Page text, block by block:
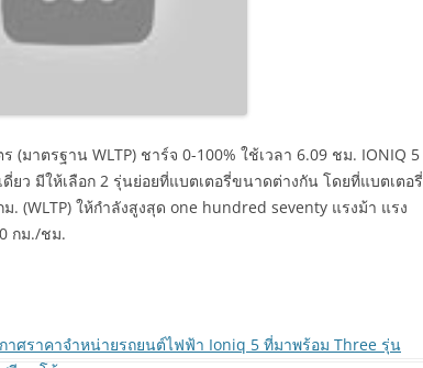
(มาตรฐาน WLTP) ชาร์จ 0-100% ใช้เวลา 6.09 ชม. IONIQ 5
ยว มีให้เลือก 2 รุ่นย่อยที่แบตเตอรี่ขนาดต่างกัน โดยที่แบตเตอรี่
(WLTP) ให้กำลังสูงสุด one hundred seventy แรงม้า แรง
กม./ชม.
าศราคาจำหน่ายรถยนต์ไฟฟ้า Ioniq 5 ที่มาพร้อม Three รุ่น